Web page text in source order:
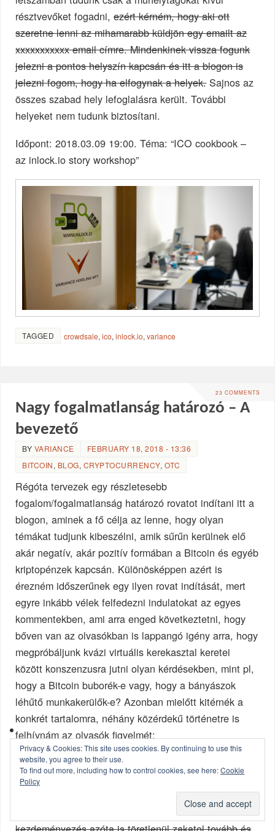
résztvevőket fogadni,ezért kérném, hogy aki ott
szeretne lenni az mihamarabb küldjön egy emailt az
xxxxxxxxxxx email címre. Mindenkinek vissza fogunk
jelezni a pontos helyszín kapcsán és itt a blogon is
jelezni fogom, hogy ha elfogynak a helyek.Sajnos az
összes szabad hely lefoglalásra került. További
helyeket nem tudunk biztosítani.
Időpont: 2018.03.09 19:00. Téma: “ICO cookbook –
az inlock.io story workshop”
TAGGED crowdsale,ico,inlock.io,variance
23 COMMENTS
Nagy fogalmatlanság határozó – A
bevezető
BY VARIANCE
FEBRUARY 18, 2018 - 13:36
BITCOIN, BLOG, CRYPTOCURRENCY, OTC
Régóta tervezek egy részletesebb
fogalom/fogalmatlanság határozó rovatot indítani itt a
blogon, aminek a fő célja az lenne, hogy olyan
témákat tudjunk kibeszélni, amik sűrűn kerülnek elő
akár negatív, akár pozitív formában a Bitcoin és egyéb
kriptopénzek kapcsán. Különösképpen azért is
érezném időszerűnek egy ilyen rovat indítását, mert
egyre inkább vélek felfedezni indulatokat az egyes
kommentekben, ami arra enged következtetni, hogy
bőven van az olvasókban is lappangó igény arra, hogy
megpróbáljunk kvázi virtuális kerekasztal keretei
között konszenzusra jutni olyan kérdésekben, mint pl,
hogy a Bitcoin buborék-e vagy, hogy a bányászok
léhűtő munkakerülők-e? Azonban mielőtt kitérnék a
konkrét tartalomra, néhány közérdekű történetre is
felhívnám az olvasók figyelmét:
Borbás Anti, a Blokklánc Műhely nevében keresett
meg azzal a kéréssel, hogy a blog olvasóin keresztül
próbáljunk megoldást találni a Műhely egy igen nagy
problémájára. A december közepén indult
Privacy & Cookies: This site uses cookies. By continuing to use this
website, you agree to their use.
To find out more, including how to control cookies, see here:Cookie
Policy